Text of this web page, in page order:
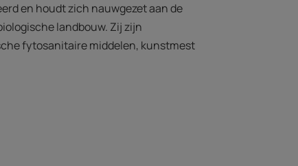
en houdt zich nauwgezet aan de
landbouw. Zij zijn
fytosanitaire middelen, kunstmest